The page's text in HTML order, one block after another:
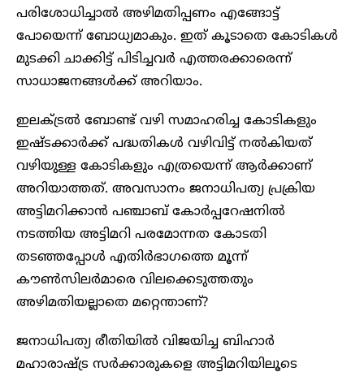
പരിശോധിച്ചാൽ അഴിമതിപ്പണം എങ്ങോട്ട്
പോയെന്ന് ബോധ്യമാകും. ഇത് കൂടാതെ കോടികൾ
മുടക്കി ചാക്കിട്ട് പിടിച്ചവർ എത്തരക്കാരെന്ന്
സാധാജനങ്ങൾക്ക് അറിയാം.
ഇലക്ട്രൽ ബോണ്ട് വഴി സമാഹരിച്ച കോടികളും
ഇഷ്ടക്കാർക്ക് പദ്ധതികൾ വഴിവിട്ട് നൽകിയത്
വഴിയുള്ള കോടികളും എത്രയെന്ന് ആർക്കാണ്
അറിയാത്തത്. അവസാനം ജനാധിപത്യ പ്രക്രിയ
അട്ടിമറിക്കാൻ പഞ്ചാബ് കോർപ്പറേഷനിൽ
നടത്തിയ അട്ടിമറി പരമോന്നത കോടതി
തടഞ്ഞപ്പോൾ എതിർഭാഗത്തെ മൂന്ന്
കൗൺസിലർമാരെ വിലക്കെടുത്തതും
അഴിമതിയല്ലാതെ മറ്റെന്താണ്?
ജനാധിപത്യ രീതിയിൽ വിജയിച്ച ബിഹാർ
മഹാരാഷ്ട്ര സർക്കാരുകളെ അട്ടിമറിയിലൂടെ